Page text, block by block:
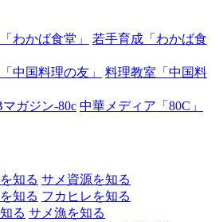
若手育成「わかば食
料理教室「中国料
中華メディア「80C」
サメ資源を知る
フカヒレを知る
サメ漁を知る